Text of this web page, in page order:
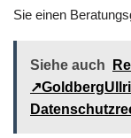
Sie einen
Siehe auch